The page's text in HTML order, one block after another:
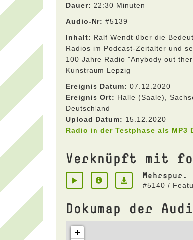
Dauer: 22:30 Minuten
Audio-Nr: #5139
Inhalt: Ralf Wendt über die
Radios im Podcast-Zeitalter und
100 Jahre Radio "Anybody out
Kunstraum Lepzig
Ereignis Datum: 07.12.2020
Ereignis Ort: Halle (Saale),
Deutschland
Upload Datum: 15.12.2020
Radio in der Testphase als MP3
Verknüpft mit
Mehrspur.
#5140 /
Dokumap der